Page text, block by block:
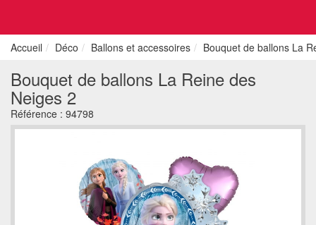
Accueil Déco Ballons et accessoires Bouquet de ballons La
Bouquet de ballons La Reine des
Neiges 2
Référence : 94798